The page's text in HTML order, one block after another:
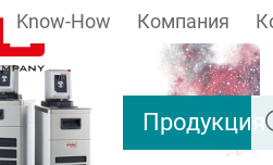
Продукция
Know-How Компания